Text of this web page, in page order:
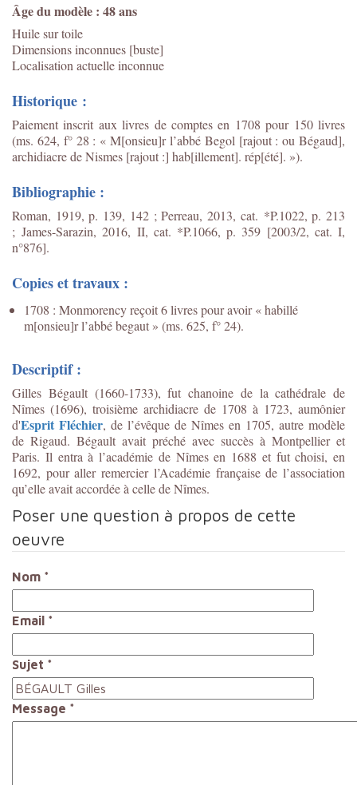
Âge du modèle : 48 ans
Huile sur toile
Dimensions inconnues [buste]
Localisation actuelle inconnue
Historique :
Paiement inscrit aux livres de comptes en 1708 pour 150 livres
(ms. 624, f° 28 : « M[onsieu]r l’abbé Begol [rajout : ou Bégaud],
archidiacre de Nismes [rajout :] hab[illement]. rép[été]. »).
Bibliographie :
Roman, 1919, p. 139, 142 ; Perreau, 2013, cat. *P.1022, p. 213
;James-Sarazin, 2016, II, cat. *P.1066, p. 359 [2003/2, cat. I,
n°876].
Copies et travaux :
1708 : Monmorency reçoit 6 livres pour avoir « habillé
m[onsieu]r l’abbé begaut » (ms. 625, f° 24).
Descriptif :
Gilles Bégault (1660-1733), fut chanoine de la cathédrale de
Nîmes (1696), troisième archidiacre de 1708 à 1723, aumônier
d'Esprit Fléchier, de l’évêque de Nîmes en 1705, autre modèle
de Rigaud. Bégault avait préché avec succès à Montpellier et
Paris. Il entra à l’académie de Nîmes en 1688 et fut choisi, en
1692, pour aller remercier l’Académie française de l’association
qu’elle avait accordée à celle de Nîmes.
Poser une question à propos de cette
oeuvre
Nom *
Email *
Sujet *
Message *